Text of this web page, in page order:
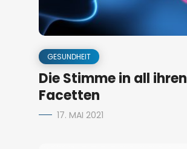
GESUNDHEIT
Die Stimme in all ihren
Facetten
17. MAI 2021